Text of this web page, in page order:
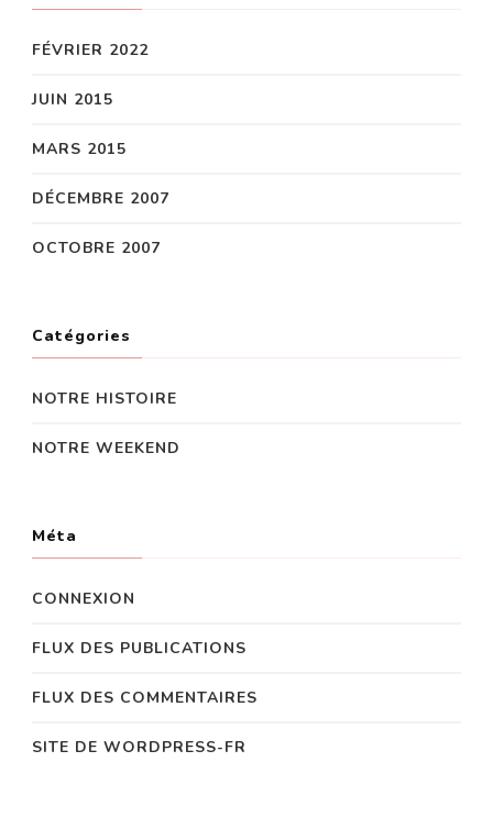
FÉVRIER 2022
JUIN 2015
MARS 2015
DÉCEMBRE 2007
OCTOBRE 2007
Catégories
NOTRE HISTOIRE
NOTRE WEEKEND
Méta
CONNEXION
FLUX DES PUBLICATIONS
FLUX DES COMMENTAIRES
SITE DE WORDPRESS-FR